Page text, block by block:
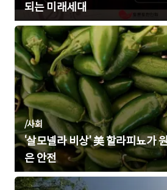
되는 미래세대
/사회
‘살모넬라 비상’ 美 할라피뇨가
은 안전